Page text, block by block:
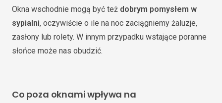
Okna wschodnie mogą być też dobrym pomysłem w
sypialni, oczywiście o ile na noc zaciągniemy żaluzje,
zasłony lub rolety. W innym przypadku wstające poranne
słońce może nas obudzić.
Co poza oknami wpływa na